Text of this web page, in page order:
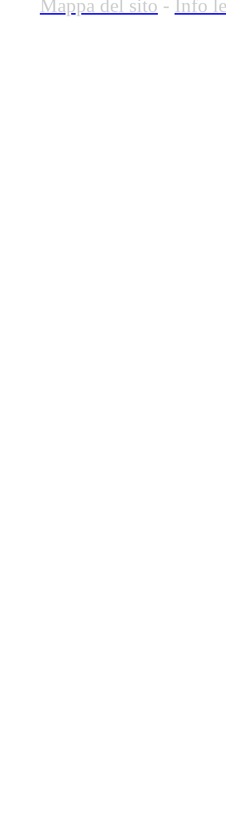
Mappa del sito - Info